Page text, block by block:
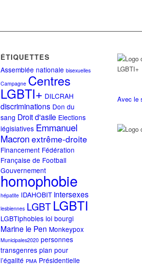
ÉTIQUETTES
Assemblée nationale bisexuelles
Campagne Centres
LGBTI+ DILCRAH
discriminations Don du
sang Droit d'asile Elections
législatives Emmanuel
Macron extrême-droite
Financement Fédération
Française de Football
Gouvernement
homophobie
hépatite IDAHOBIT intersexes
lesbiennes LGBT LGBTI
LGBTIphobies loi bourgi
Marine le Pen Monkeypox
Municipales2020 personnes
transgenres plan pour
l’égalité PMA Présidentielle
Avec le